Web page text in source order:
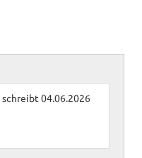
schreibt 04.06.2026